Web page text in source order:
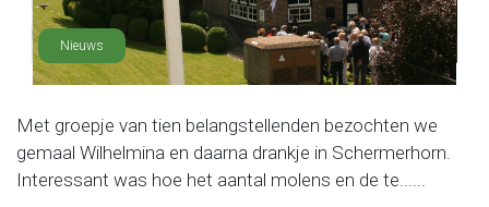
Nieuws
Met groepje van tien belangstellenden bezochten we
gemaal Wilhelmina en daarna drankje in Schermerhorn.
Interessant was hoe het aantal molens en de te......